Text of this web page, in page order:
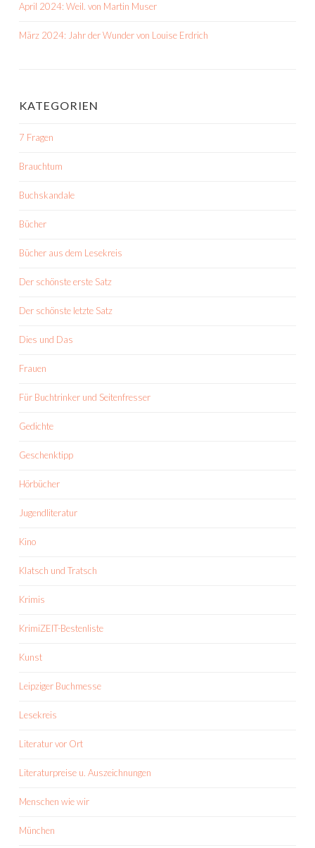
April 2024: Weil. von Martin Muser
März 2024: Jahr der Wunder von Louise Erdrich
KATEGORIEN
7 Fragen
Brauchtum
Buchskandale
Bücher
Bücher aus dem Lesekreis
Der schönste erste Satz
Der schönste letzte Satz
Dies und Das
Frauen
Für Buchtrinker und Seitenfresser
Gedichte
Geschenktipp
Hörbücher
Jugendliteratur
Kino
Klatsch und Tratsch
Krimis
KrimiZEIT-Bestenliste
Kunst
Leipziger Buchmesse
Lesekreis
Literatur vor Ort
Literaturpreise u. Auszeichnungen
Menschen wie wir
München